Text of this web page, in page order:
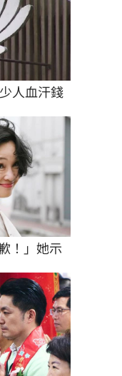
人血汗錢
！」她示